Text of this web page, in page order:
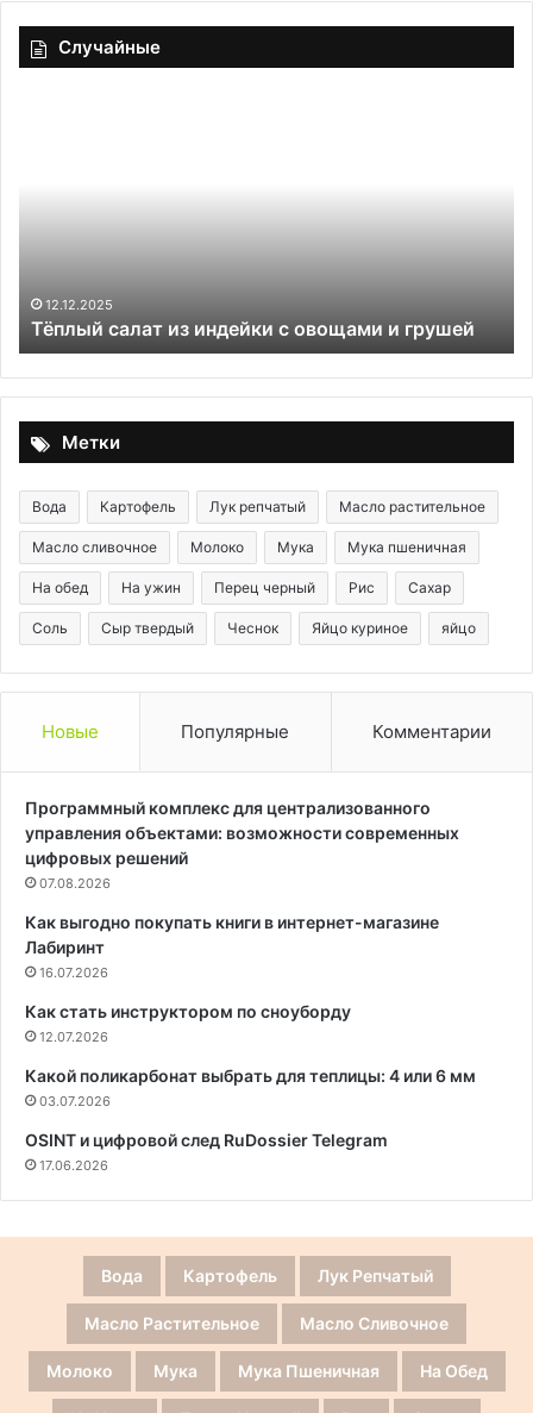
Случайные
индейки с овощами и грушей Котлеты из
Метки
Вода Картофель Лук репчатый Масло растительное
Масло сливочное Молоко Мука Мука пшеничная
На обед На ужин Перец черный Рис Сахар
Соль Сыр твердый Чеснок Яйцо куриное яйцо
Новые Популярные Комментарии
Программный комплекс для централизованного
управления объектами: возможности современных
цифровых решений
07.08.2026
Как выгодно покупать книги в интернет-магазине
Лабиринт
16.07.2026
Как стать инструктором по сноуборду
12.07.2026
Какой поликарбонат выбрать для теплицы: 4 или 6 мм
03.07.2026
OSINT и цифровой след RuDossier Telegram
17.06.2026
Вода Картофель Лук Репчатый
Масло Растительное Масло Сливочное
Молоко Мука Мука Пшеничная На Обед